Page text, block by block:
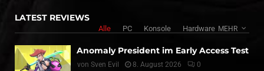
LATEST REVIEWS
Alle PC Konsole Hardware MEHR
Anomaly President im Early Access Test
von Sven Evil 8. August 2026 0